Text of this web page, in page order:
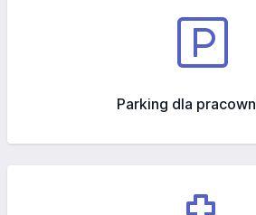
Parking dla